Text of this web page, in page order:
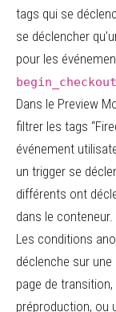
tags qui se
se déclencher
pour les
begin_checkout
Dans le Preview
filtrer les tags
événement
un trigger se
différents ont
dans le conteneur.
Les conditions
déclenche sur
page de
préproduction, ou